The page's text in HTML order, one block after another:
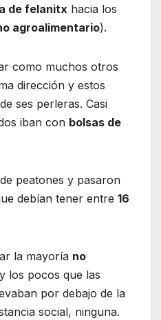
de felanitx hacia los
agroalimentario).
como muchos otros
dirección y estos
ses perleras. Casi
iban con bolsas de
peatones y pasaron
debían tener entre 16
la mayoría no
y los pocos que las
por debajo de la
social, ninguna.